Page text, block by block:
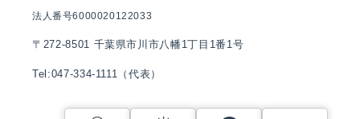
法人番号6000020122033
〒272-8501 千葉県市川市八幡1丁目1番1号
Tel:047-334-1111（代表）